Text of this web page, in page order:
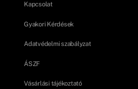
Kapcsolat
Gyakori Kérdések
Adatvédelmi szabályzat
ÁSZF
Vásárlási tájékoztató